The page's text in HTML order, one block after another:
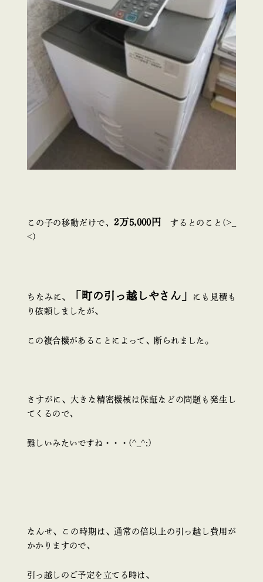
この子の移動だけで、 2万5,000円
するとのこと(>_
<)
ちなみに、 「町の引っ越しやさん」
にも見積も
り依頼しましたが、
この複合機があることによって、断られました。
さすがに、大きな精密機械は保証などの問題も発生し
てくるので、
難しいみたいですね・・・(^_^;)
なんせ、この時期は、通常の倍以上の引っ越し費用が
かかりますので、
引っ越しのご予定を立てる時は、